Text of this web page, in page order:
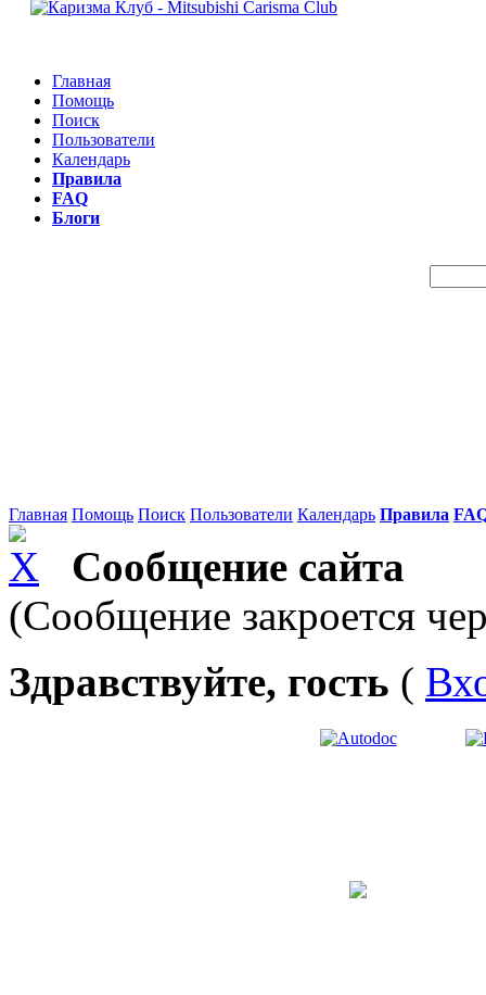
Главная
Помощь
Поиск
Пользователи
Календарь
Правила
FAQ
Блоги
Главная Помощь Поиск Пользователи Календарь Правила
Сообщение сайта
(Сообщение закроется
Здравствуйте, гость (